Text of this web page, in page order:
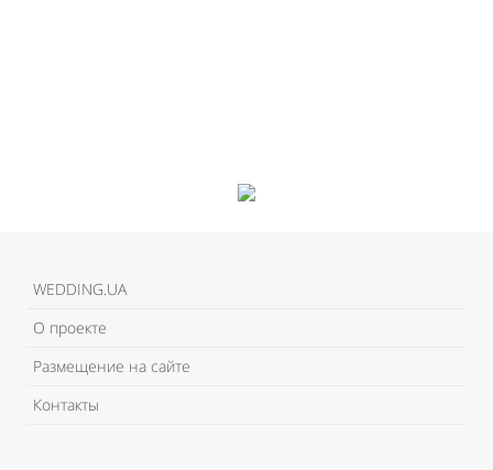
WEDDING.UA
О проекте
Размещение на сайте
Контакты